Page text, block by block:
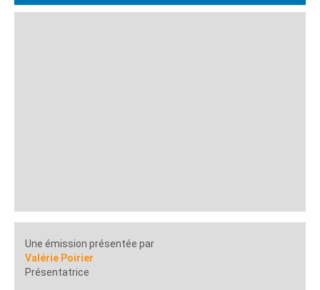
Une émission présentée par
Valérie Poirier
Présentatrice